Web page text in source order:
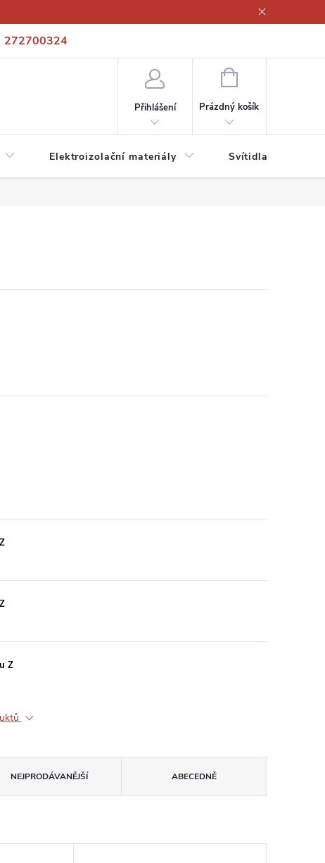
272700324
podmínky
Přihlášení
NÁKUPNÍ
Prázdný košík
Elektroizolační materiály Svítidla a zdroje
Z
NEJPRODÁVANĚJŠÍ ABECEDNĚ